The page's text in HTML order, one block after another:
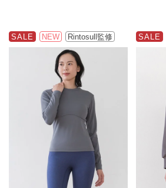
SALE NEW Rintosull監修 SALE